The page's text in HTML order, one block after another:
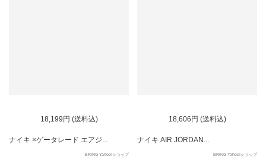
18,199円 (送料込)
ナイキ ×ゲータレード エアジ...
BRING Yahoo!ショップ
18,606円 (送料込)
ナイキ AIR JORDAN...
BRING Yahoo!ショップ